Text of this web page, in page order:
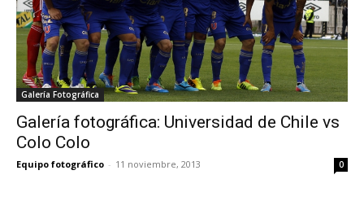
Galería Fotográfica
Galería fotográfica: Universidad de Chile vs
Colo Colo
Equipo fotográfico - 11 noviembre, 2013 0